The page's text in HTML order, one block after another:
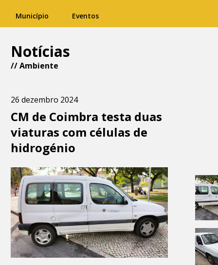
Município Eventos
Notícias
//Ambiente
26 dezembro 2024
CM de Coimbra testa duas
viaturas com células de
hidrogénio